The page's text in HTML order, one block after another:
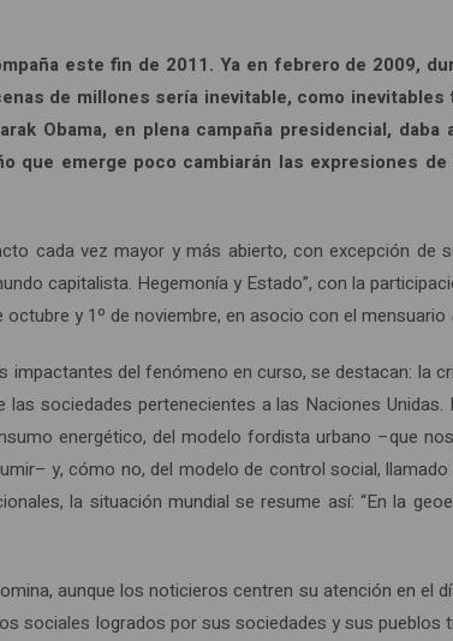
este fin de 2011. Ya en febrero de 2009,
de millones sería inevitable, como
Obama, en plena campaña presidencial,
que emerge poco cambiarán las expresiones
cada vez mayor y más abierto, con excepción de
capitalista. Hegemonía y Estado”, con la
y 1º de noviembre, en asocio con el mensuario
del fenómeno en curso, se destacan: la
sociedades pertenecientes a las Naciones
energético, del modelo fordista urbano –que
y, cómo no, del modelo de control social, llamado
la situación mundial se resume así: “En la
aunque los noticieros centren su atención en el
sociales logrados por sus sociedades y sus pueblos